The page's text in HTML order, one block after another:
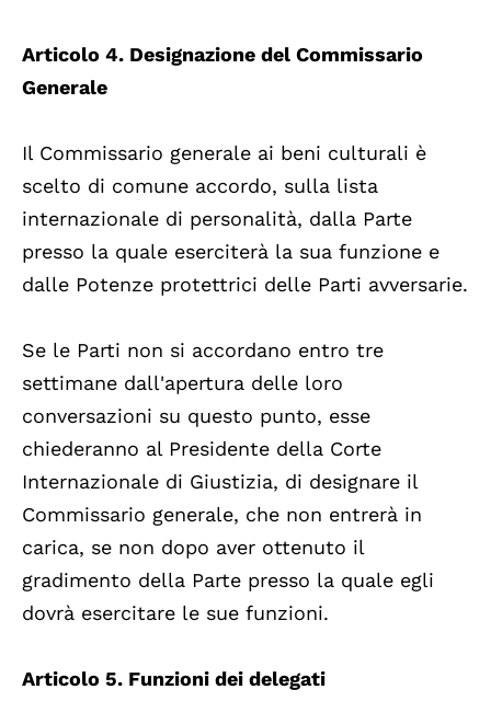
Articolo 4. Designazione del Commissario
Generale
Il Commissario generale ai beni culturali è
scelto di comune accordo, sulla lista
internazionale di personalità, dalla Parte
presso la quale eserciterà la sua funzione e
dalle Potenze protettrici delle Parti avversarie.
Se le Parti non si accordano entro tre
settimane dall'apertura delle loro
conversazioni su questo punto, esse
chiederanno al Presidente della Corte
Internazionale di Giustizia, di designare il
Commissario generale, che non entrerà in
carica, se non dopo aver ottenuto il
gradimento della Parte presso la quale egli
dovrà esercitare le sue funzioni.
Articolo 5. Funzioni dei delegati